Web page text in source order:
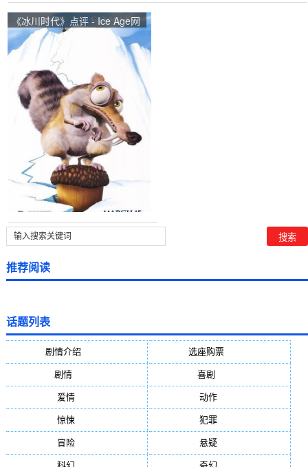
《冰川时代》点评 - Ice Age网
友评价
推荐阅读
话题列表
剧情介绍 选座购票(5388)
剧情 喜剧
爱情(887) 动作
惊悚(648) 犯罪
冒险(377) 悬疑